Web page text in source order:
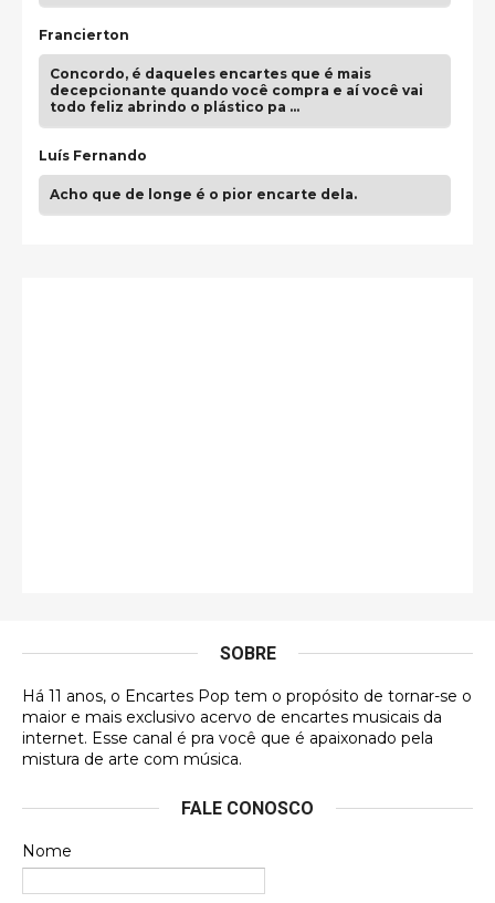
Francierton
Concordo, é daqueles encartes que é mais
decepcionante quando você compra e aí você vai
todo feliz abrindo o plástico pa …
Luís Fernando
Acho que de longe é o pior encarte dela.
DVD MIDINHO
Francierton
futuras aquisições, e olhando o encarte aqui, me
Francierton
SOBRE
Há 11 anos, o Encartes Pop tem o propósito de tornar-se o
maior e mais exclusivo acervo de encartes musicais da
internet. Esse canal é pra você que é apaixonado pela
mistura de arte com música.
FALE CONOSCO
Nome